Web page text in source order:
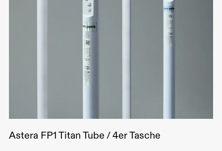
Astera FP1 Titan Tube / 4er Tasche